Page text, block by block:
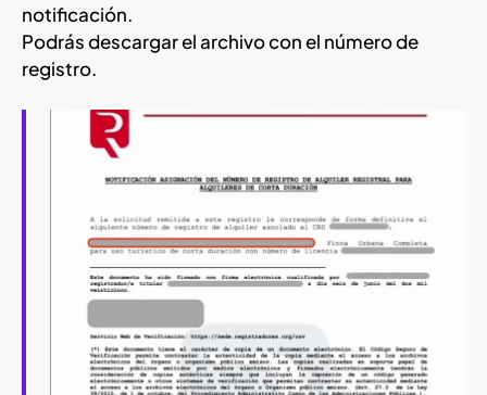
notificación.
Podrás descargar el archivo con el número de
registro.